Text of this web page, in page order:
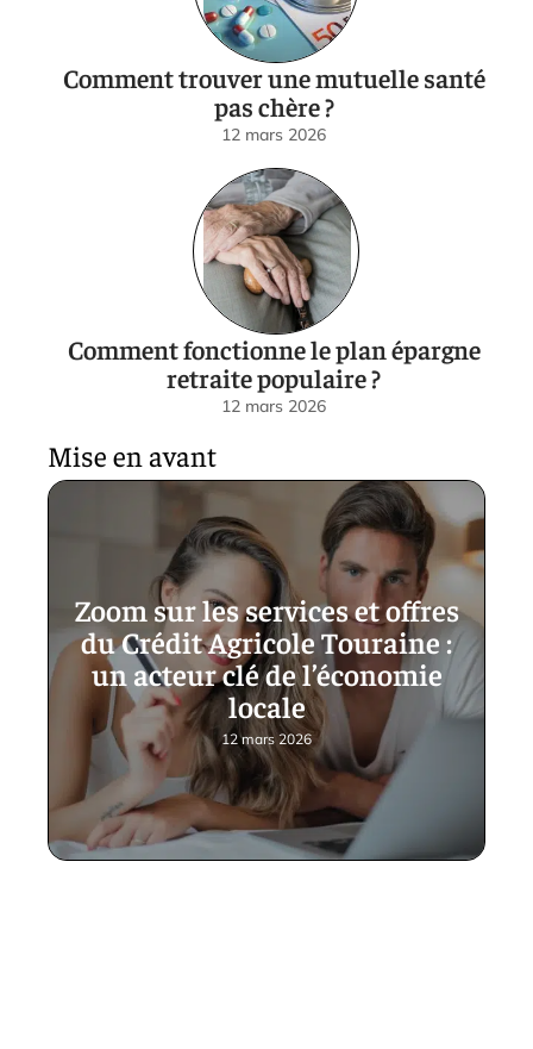
Comment trouver une mutuelle santé
pas chère ?
12 mars 2026
Comment fonctionne le plan épargne
retraite populaire ?
12 mars 2026
Mise en avant
Zoom sur les services et offres
du Crédit Agricole Touraine :
un acteur clé de l’économie
locale
12 mars 2026